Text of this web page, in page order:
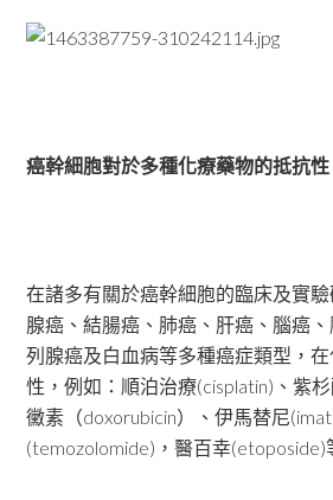
癌幹細胞對於多種化療藥物的抵抗性
在諸多有關於癌幹細胞的臨床及實
腺癌、結腸癌、肺癌、肝癌、腦癌
列腺癌及白血病等多種癌症類型，
性，例如：順泊治療(cisplatin)、紫
黴素（doxorubicin）、伊馬替尼
(temozolomide)，醫百幸(etoposide)